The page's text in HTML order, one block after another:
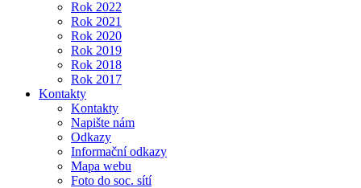
Rok 2022
Rok 2021
Rok 2020
Rok 2019
Rok 2018
Rok 2017
Kontakty
Kontakty
Napište nám
Odkazy
Informační odkazy
Mapa webu
Foto do soc. sítí